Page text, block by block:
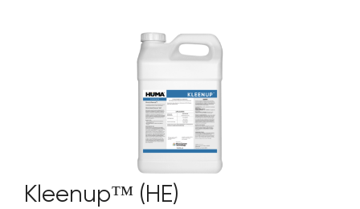
Kleenup™ (HE)